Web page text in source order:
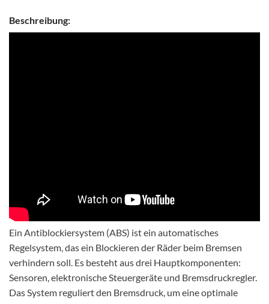
Beschreibung:
Ein Antiblockiersystem (ABS) ist ein automatisches
Regelsystem, das ein Blockieren der Räder beim Bremsen
verhindern soll. Es besteht aus drei Hauptkomponenten:
Sensoren, elektronische Steuergeräte und Bremsdruckregler.
Das System reguliert den Bremsdruck, um eine optimale